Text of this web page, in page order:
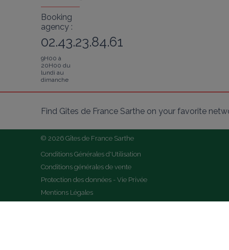
Booking
agency :
02.43.23.84.61
9H00 à
20H00 du
lundi au
dimanche
Find Gîtes de France Sarthe on your favorite
© 2026 Gîtes de France Sarthe
Conditions Générales d'Utilisation
Conditions générales de vente
Protection des données - Vie Privée
Mentions Légales